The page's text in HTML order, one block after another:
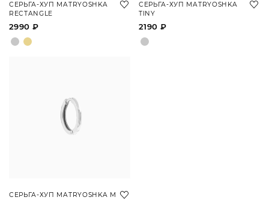
СЕРЬГА-ХУП MATRYOSHKA
RECTANGLE
2990 ₽
СЕРЬГА-ХУП MATRYOSHKA
TINY
2190 ₽
СЕРЬГА-ХУП MATRYOSHKA М